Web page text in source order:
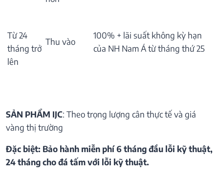
Từ 24
tháng trở
lên
Thu vào
100% + lãi suất không kỳ hạn
của NH Nam Á từ tháng thứ 25
SẢN PHẨM IJC: Theo trọng lượng cân thực tế và giá
vàng thị trường
Đặc biệt: Bảo hành miễn phí 6 tháng đầu lỗi kỹ thuật,
24 tháng cho đá tấm với lỗi kỹ thuật.